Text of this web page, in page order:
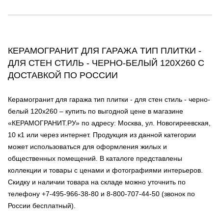
КЕРАМОГРАНИТ ДЛЯ ГАРАЖА ТИП ПЛИТКИ -
ДЛЯ СТЕН СТИЛЬ - ЧЕРНО-БЕЛЫЙ 120Х260 С
ДОСТАВКОЙ ПО РОССИИ
Керамогранит для гаража тип плитки - для стен стиль - черно-
белый 120х260 – купить по выгодной цене в магазине
«КЕРАМОГРАНИТ.РУ» по адресу: Москва, ул. Новогиреевская,
10 к1 или через интернет. Продукция из данной категории
может использоваться для оформления жилых и
общественных помещений. В каталоге представлены
коллекции и товары с ценами и фотографиями интерьеров.
Скидку и наличии товара на складе можно уточнить по
телефону +7-495-966-38-80 и 8-800-707-44-50 (звонок по
России бесплатный).